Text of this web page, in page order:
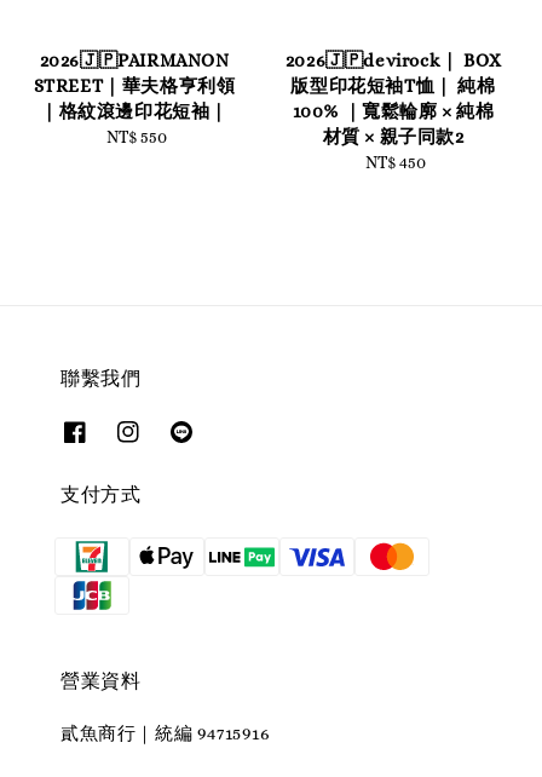
2026🇯🇵PAIRMANON
STREET｜華夫格亨利領
｜格紋滾邊印花短袖｜
Regular
NT$ 550
2026🇯🇵devirock｜ BOX
版型印花短袖T恤｜ 純棉
100% ｜寬鬆輪廓 × 純棉
材質 × 親子同款2
Regular
NT$ 450
聯繫我們
支付方式
營業資料
貳魚商行｜統編 94715916